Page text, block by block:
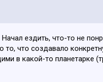
ездить, что-то не
то, что создавало
в какой-то планетарке